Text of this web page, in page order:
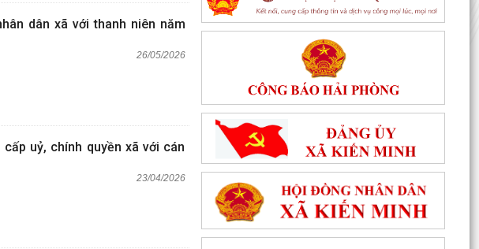
dân xã với thanh niên năm
26/05/2026
uỷ, chính quyền xã với cán
23/04/2026